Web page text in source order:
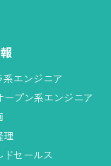
系エンジニア
ープン系エンジニア
理
ドセールス